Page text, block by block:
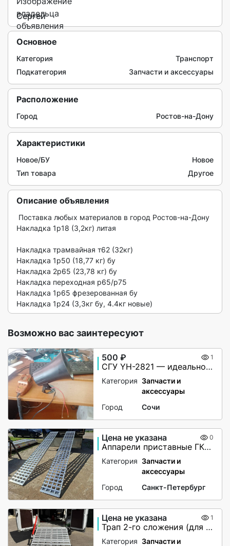
Сергей
Основное
Категория
Транспорт
Подкатегория
Запчасти и аксессуары
Расположение
Город Ростов-на-Дону
Характеристики
Новое/БУ
Новое
Тип товара
Другое
Описание объявления
Накладка 1р18 (3,2кг) литая
Накладка трамвайная т62 (32кг)
Накладка 1р50 (18,77 кг) бу
Накладка 2р65 (23,78 кг) бу
Накладка переходная р65/р75
Накладка 1р65 фрезерованная бу
Накладка 1р24 (3,3кг бу, 4.4кг новые)
Возможно вас заинтересуют
500 ₽ 1
СГУ YH-2821 — идеальное решение для вашей автомашины!
Категория Запчасти и
аксессуары
Город
Сочи
Цена не указана 0
Аппарели приставные ГКА 5.350.40 2/3
Категория Запчасти и
аксессуары
Город
Санкт-Петербург
Цена не указана 1
Трап 2-го сложения (для мото-вездеходов) не поворотный
Категория Запчасти и